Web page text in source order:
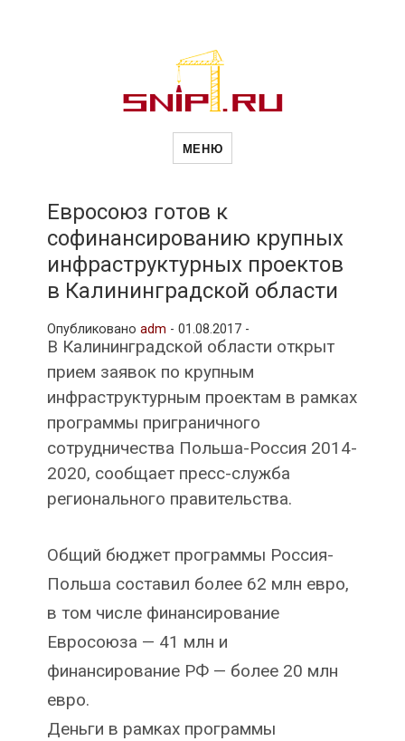
Новости
и
МЕНЮ
Евросоюз готов к
софинансированию крупных
инфраструктурных проектов
в Калининградской области
Опубликовано adm - 01.08.2017 -
В Калининградской области открыт
прием заявок по крупным
инфраструктурным проектам в рамках
программы приграничного
сотрудничества Польша-Россия 2014-
2020, сообщает пресс-служба
регионального правительства.
Общий бюджет программы Россия-
Польша составил более 62 млн евро,
в том числе финансирование
Евросоюза — 41 млн и
финансирование РФ — более 20 млн
евро.
Деньги в рамках программы